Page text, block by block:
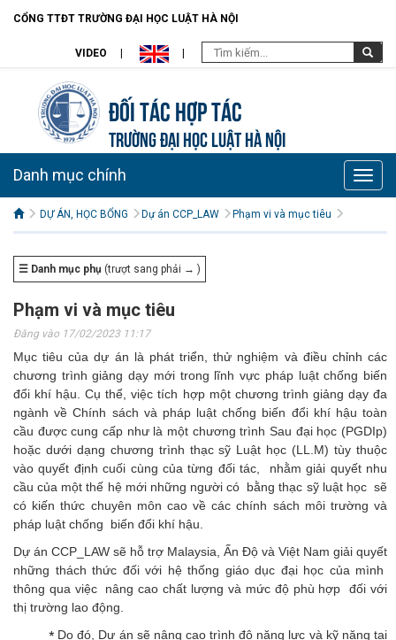
CỔNG TTĐT TRƯỜNG ĐẠI HỌC LUẬT HÀ NỘI
VIDEO
Đối tác hợp tác
TRƯỜNG ĐẠI HỌC LUẬT HÀ NỘI
Toggle
Danh mục chính
DỰ ÁN, HỌC BỔNG Dự án CCP_LAW Phạm vi và mục tiêu
☰ Danh mục phụ (trượt sang phải → )
Phạm vi và mục tiêu
Đăng vào 17/02/2023 11:17
Mục tiêu của dự án là phát triển, thử nghiệm và điều chỉnh các
chương trình giảng dạy mới trong lĩnh vực pháp luật chống biến
đổi khí hậu. Cụ thể, việc tích hợp một chương trình giảng dạy đa
ngành về Chính sách và pháp luật chống biến đổi khí hậu toàn
cầu được cung cấp như là một chương trình Sau đại học (PGDIp)
hoặc dưới dạng chương trình thạc sỹ Luật học (LL.M) tùy thuộc
vào quyết định cuối cùng của từng đối tác, nhằm giải quyết nhu
cầu của một thế hệ mới những người có bằng thạc sỹ luật học sẽ
có kiến thức chuyên môn cao về các chính sách môi trường và
pháp luật chống biến đổi khí hậu.
Dự án CCP_LAW sẽ hỗ trợ Malaysia, Ấn Độ và Việt Nam giải quyết
những thách thức đối với hệ thống giáo dục đại học của mình
thông qua việc nâng cao chất lượng và mức độ phù hợp đối với
thị trường lao động.
* Do đó, Dự án sẽ nâng cao trình độ năng lực và kỹ năng tại